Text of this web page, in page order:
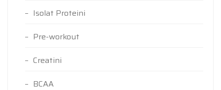
Isolat Proteini
Pre-workout
Creatini
BCAA